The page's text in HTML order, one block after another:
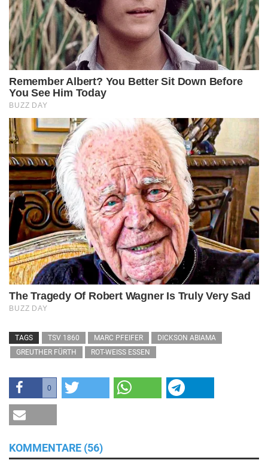
TAGS TSV 1860 MARC PFEIFER
DICKSON ABIAMA
GREUTHER FÜRTH
ROT-WEISS ESSEN
0
KOMMENTARE (56)